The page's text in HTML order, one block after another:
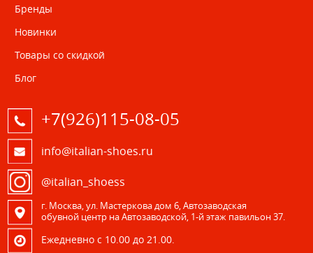
Бренды
Новинки
Товары со скидкой
Блог
+7(926)115-08-05
info@italian-shoes.ru
@italian_shoess
г. Москва, ул. Мастеркова дом 6, Автозаводская
обувной центр на Автозаводской, 1-й этаж павильон 37.
Eжедневно с 10.00 до 21.00.